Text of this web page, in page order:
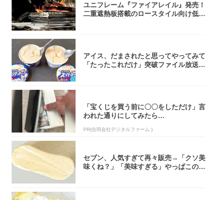
ユニフレーム『ファイアレイル』発売！
二重遮熱板搭載のロースタイル向け低型
アイス、だまされたと思ってやってみて
「たったこれだけ」突破ファイル放送で
「宝くじを買う前に〇〇をしただけ」言
われた通りにしてみたら…
PR(合同会社デジタルファーム )
セブン、人気すぎて再々販売→「クソ美
味くね？」「美味すぎる」やっぱこのク